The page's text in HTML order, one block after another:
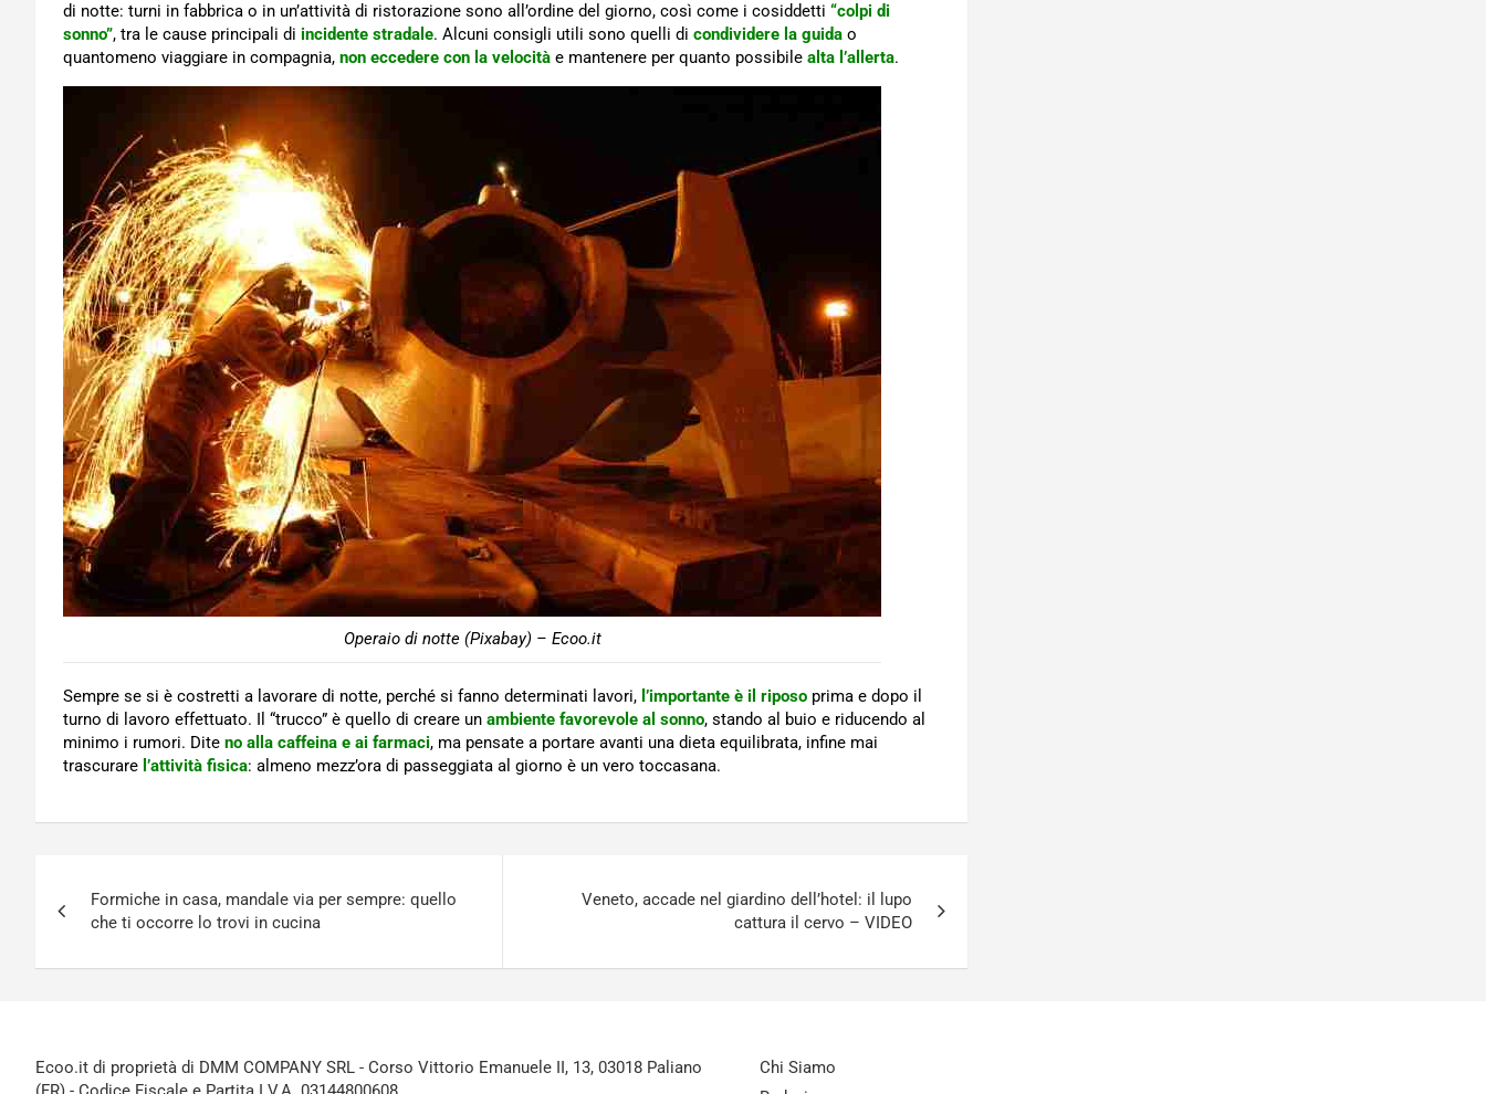
di notte: turni in fabbrica o in un’attività di ristorazione sono all’ordine del giorno, così come i cosiddetti “colpi di
sonno”, tra le cause principali di incidente stradale. Alcuni consigli utili sono quelli di condividere la guida o
quantomeno viaggiare in compagnia, non eccedere con la velocità e mantenere per quanto possibile alta l’allerta.
Operaio di notte (Pixabay) – Ecoo.it
Sempre se si è costretti a lavorare di notte, perché si fanno determinati lavori, l’importante è il riposo prima e dopo il
turno di lavoro effettuato. Il “trucco” è quello di creare un ambiente favorevole al sonno, stando al buio e riducendo al
minimo i rumori. Dite no alla caffeina e ai farmaci, ma pensate a portare avanti una dieta equilibrata, infine mai
trascurare l’attività fisica: almeno mezz’ora di passeggiata al giorno è un vero toccasana.
articoli
Formiche in casa, mandale via per sempre: quello
che ti occorre lo trovi in cucina
Veneto, accade nel giardino dell’hotel: il lupo
cattura il cervo – VIDEO
Ecoo.it di proprietà di DMM COMPANY SRL - Corso Vittorio Emanuele II, 13, 03018 Paliano
Chi Siamo